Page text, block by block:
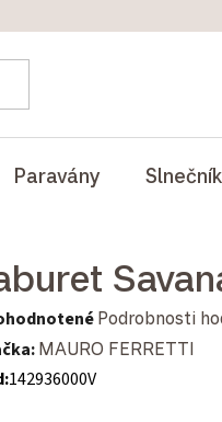
Paravány
hodnotenie produktu
Podrobnosti
MAURO FERRETTI
142936000V